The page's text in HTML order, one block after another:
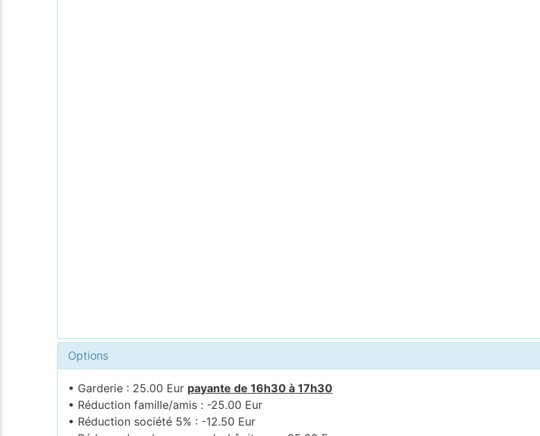
Options
• Garderie : 25.00 Eur payante de 16h30 à 17h30
• Réduction famille/amis : -25.00 Eur
• Réduction société 5% : -12.50 Eur